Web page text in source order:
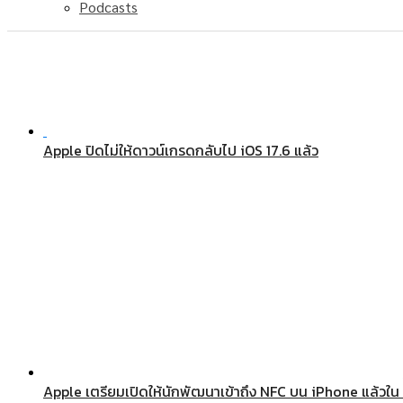
Podcasts
Apple ปิดไม่ให้ดาวน์เกรดกลับไป iOS 17.6 แล้ว
Apple เตรียมเปิดให้นักพัฒนาเข้าถึง NFC บน iPhone แล้วใน